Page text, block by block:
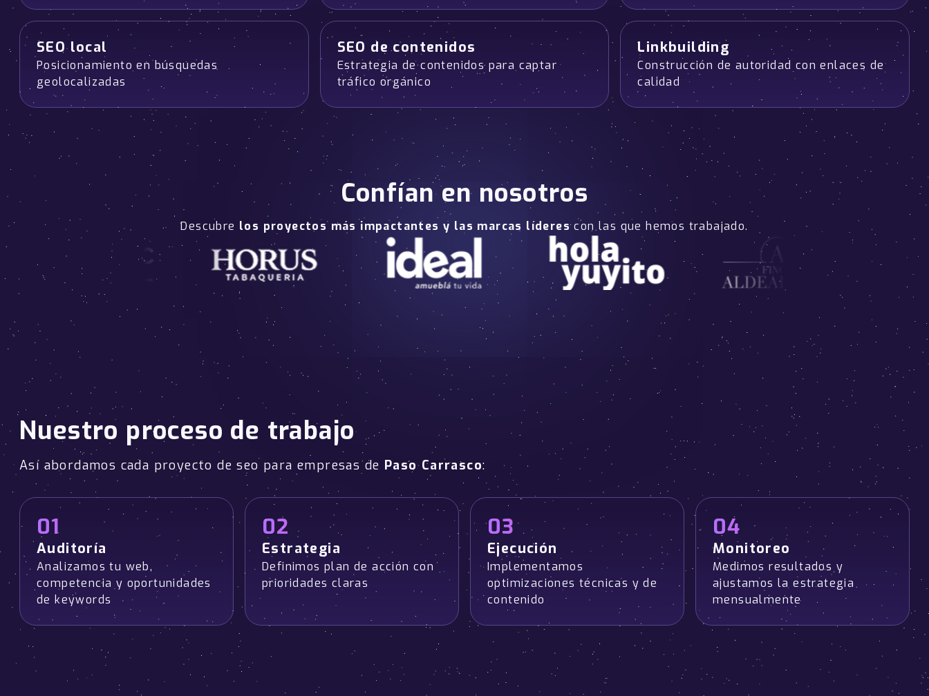
SEO local
Posicionamiento en búsquedas
geolocalizadas
SEO de contenidos
Estrategia de contenidos para captar
tráfico orgánico
Linkbuilding
Construcción de autoridad con enlaces de
calidad
Confían en nosotros
Descubre los proyectos más impactantes y las marcas líderescon las que hemos trabajado.
Nuestro proceso de trabajo
Así abordamos cada proyecto de seo para empresas de Paso Carrasco:
01
Auditoría
Analizamos tu web,
competencia y oportunidades
de keywords
02
Estrategia
Definimos plan de acción con
prioridades claras
03
Ejecución
Implementamos
optimizaciones técnicas y de
contenido
04
Monitoreo
Medimos resultados y
ajustamos la estrategia
mensualmente